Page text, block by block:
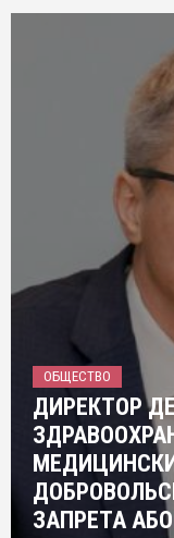
ОБЩЕСТВО
ДИРЕКТОР
ЗАПРЕТА